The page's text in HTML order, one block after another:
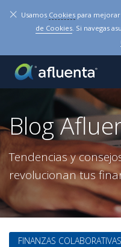
× Usamos Cookies para
de Cookies. Si navegas
Blog
Tendencias y
revolucionan tus
FINANZAS COLABORATIVAS